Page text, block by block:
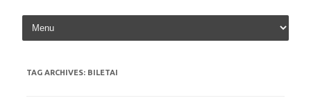
Skip to content
TAG ARCHIVES: BILETAI